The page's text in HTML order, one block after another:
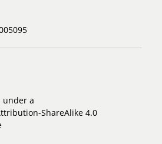
under a
ShareAlike 4.0